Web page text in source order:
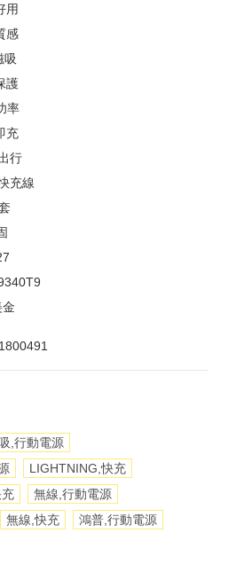
用
感
吸
護
率
充
行
充線
,行動電源
LIGHTNING,快充
無線,行動電源
無線,快充 鴻普,行動電源